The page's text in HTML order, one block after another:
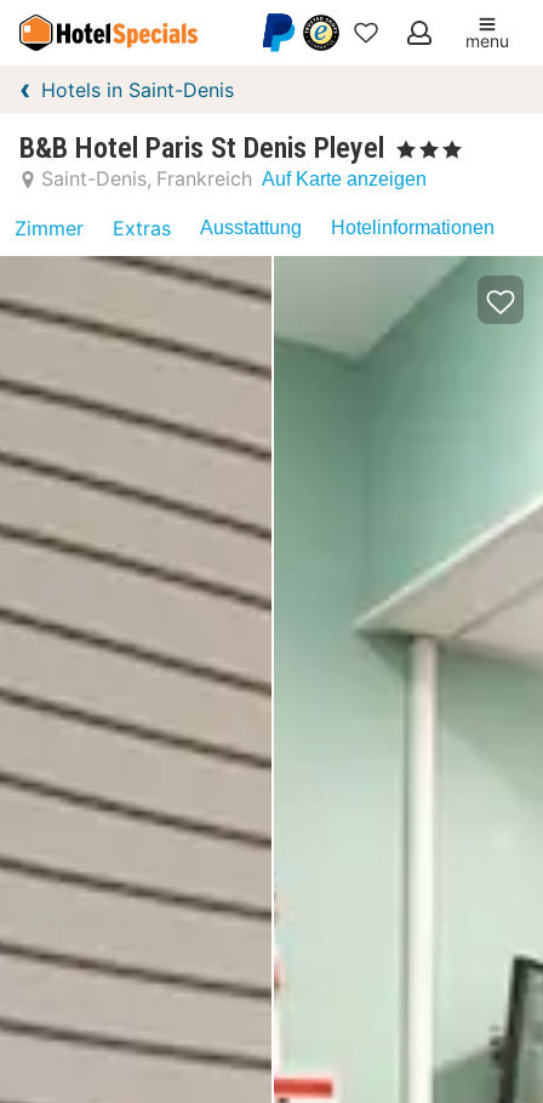
Meine
menu
Hotels in Saint-Denis
B&B Hotel Paris St Denis Pleyel , 3 Sterne
Saint-Denis Frankreich Auf Karte anzeigen
Zimmer Extras Ausstattung Hotelinformationen